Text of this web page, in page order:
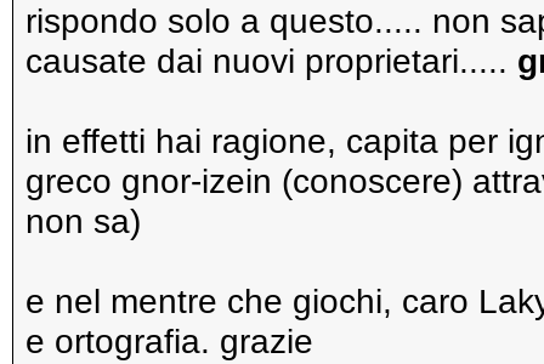
rispondo solo a questo..... non
causate dai nuovi proprietari.....
in effetti hai ragione, capita per
greco gnor-izein (conoscere)
non sa)
e nel mentre che giochi, caro
e ortografia. grazie